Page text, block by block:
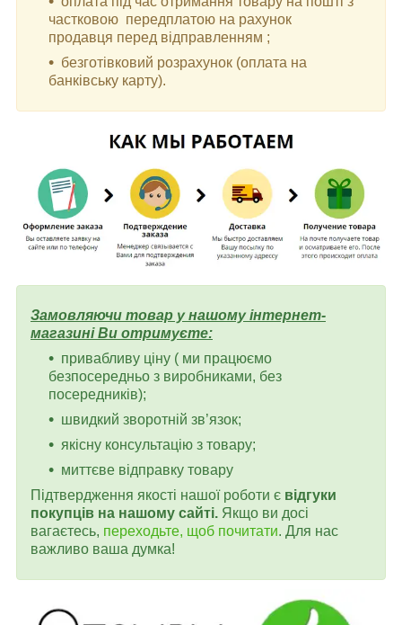
частковою передплатою на рахунок
продавця перед відправленням ;
безготівковий розрахунок (оплата на
банківську карту).
Замовляючи товар у нашому інтернет-
магазині Ви отримуєте:
привабливу ціну ( ми працюємо
безпосередньо з виробниками, без
посередників);
швидкий зворотній зв’язок;
якісну консультацію з товару;
миттєве відправку товару
Підтвердження якості нашої роботи є відгуки
покупців на нашому сайті. Якщо ви досі
вагаєтесь, переходьте, щоб почитати. Для нас
важливо ваша думка!